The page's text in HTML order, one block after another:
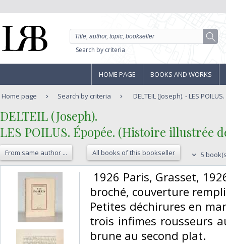
Search by criteria
HOME PAGE BOOKS AND WORKS
Home page Search by criteria DELTEIL (Joseph). - LES
‎DELTEIL (Joseph). ‎
‎LES POILUS. Épopée. (Histoire illustrée
From same author ... All books of this bookseller 5
1926 Paris, Grasset,
broché, couverture
Petites déchirures en
trois infimes rousseurs
brune au second plat.‎